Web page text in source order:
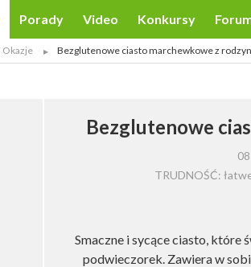
Porady Video Konkursy
Okazje Bezglutenowe ciasto marchewkowe z
Bezglutenowe
TRUDNOŚĆ:
Smaczne i sycące ciasto, które
podwieczorek. Zawiera w